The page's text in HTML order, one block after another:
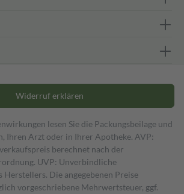
Widerruf erklären
lesen Sie die Packungsbeilage und
Ihren Arzt oder in Ihrer Apotheke. AVP:
berechnet nach der
UVP: Unverbindliche
Herstellers. Die angegebenen Preise
vorgeschriebene Mehrwertsteuer, ggf.